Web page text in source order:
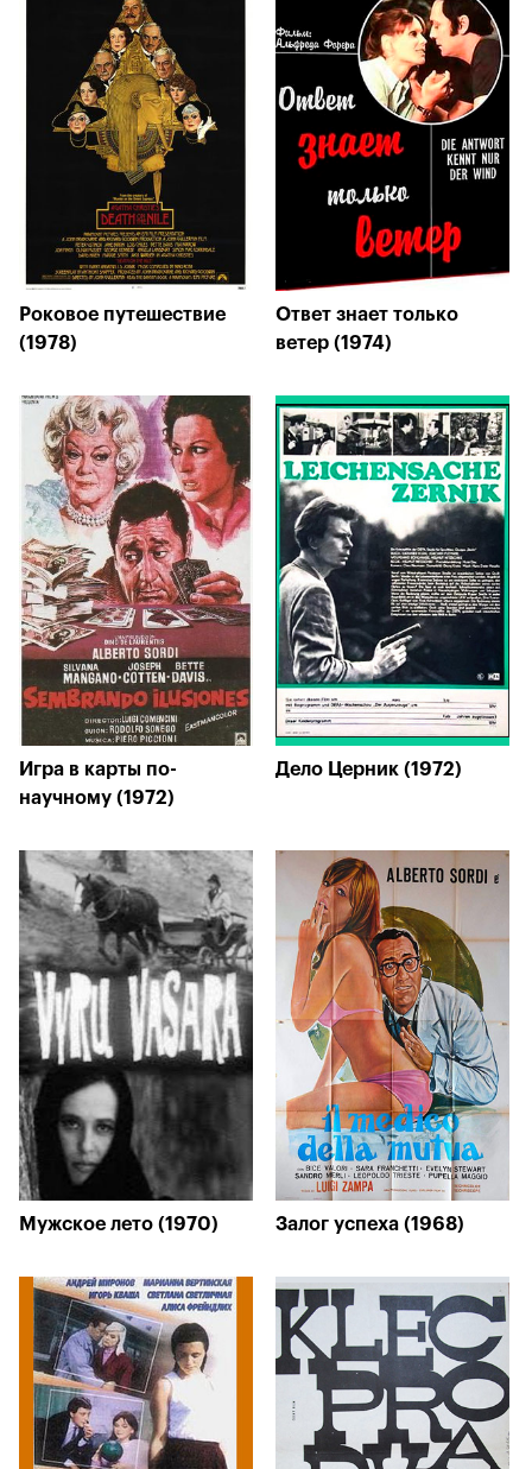
Роковое путешествие
(1978)
Ответ знает только
ветер (1974)
Игра в карты по-
научному (1972)
Дело Церник (1972)
Мужское лето (1970) Залог успеха (1968)